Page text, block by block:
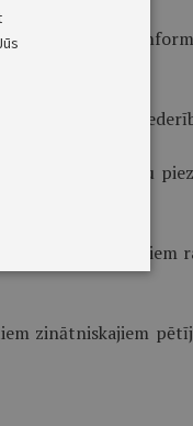
operatīvo
lai noteiktu to
un mazuļu
zivju resursiem
zinātniskajiem